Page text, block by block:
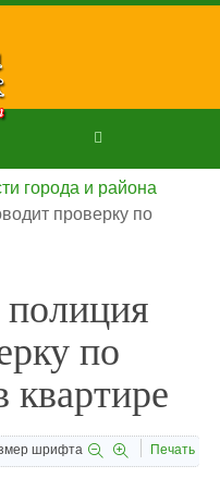
города и района
проверку по
по
квартире
шрифта Печать